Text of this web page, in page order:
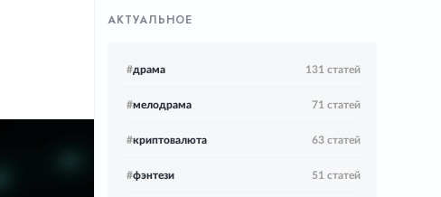
АКТУАЛЬНОЕ
#драма 131 статей
#мелодрама 71 статей
#криптовалюта 63 статей
#фэнтези 51 статей